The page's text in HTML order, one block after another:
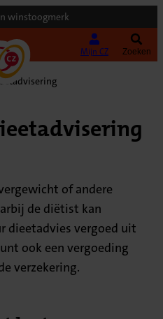
winstoogmerk
Mijn CZ Zoeken
of andere
de diëtist kan
dieetadvies vergoed uit
ook een vergoeding
verzekering.